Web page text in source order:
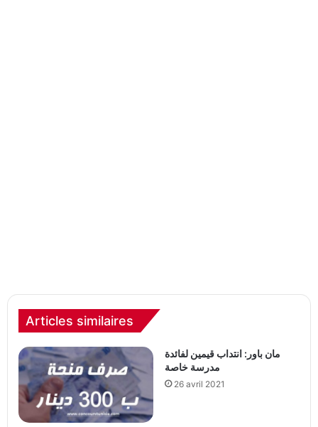
Articles similaires
مان باور: انتداب قيمين لفائدة
مدرسة خاصة
26 avril 2021